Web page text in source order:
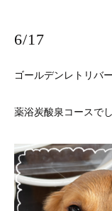
6/17
ゴールデンレトリバ
薬浴炭酸泉コースで